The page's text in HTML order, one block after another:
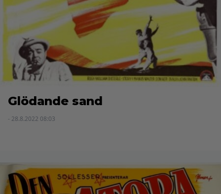
Glödande sand
- 28.8.2022 08:03